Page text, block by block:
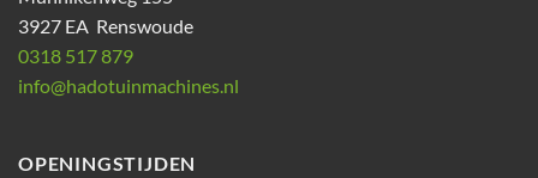
3927 EA Renswoude
0318 517 879
info@hadotuinmachines.nl
OPENINGSTIJDEN